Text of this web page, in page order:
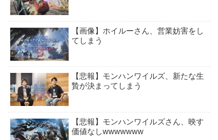
【画像】ホイルーさん、営業妨害をし
てしまう
【悲報】モンハンワイルズ、新たな生
贄が決まってしまう
【悲報】モンハンワイルズさん、映す
価値なしwwwwwww